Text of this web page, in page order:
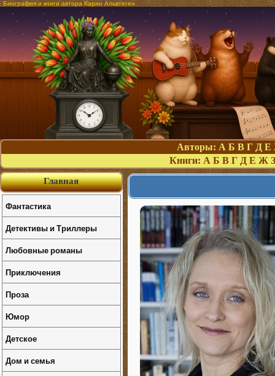
Биография и книги автора Карин Альвтеген
Авторы: А Б В Г Д Е
Книги: А Б В Г Д Е Ж З
Главная
Фантастика
Детективы и Триллеры
Любовные романы
Приключения
Проза
Юмор
Детское
Дом и семья